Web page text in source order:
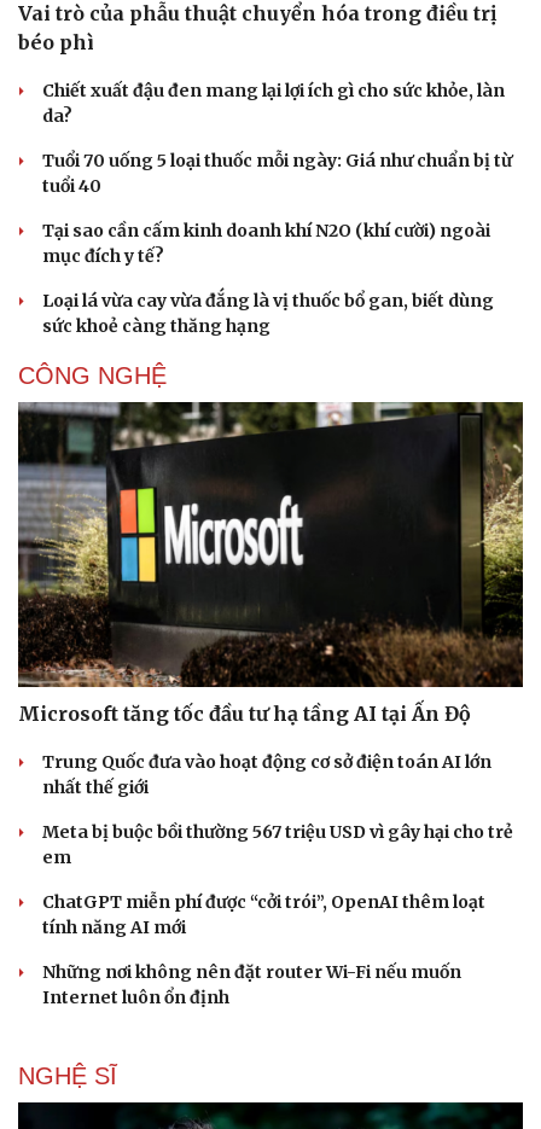
Cải chính
Vai trò của phẫu thuật chuyển hóa trong điều trị
béo phì
Chiết xuất đậu đen mang lại lợi ích gì cho sức khỏe, làn
da?
Tuổi 70 uống 5 loại thuốc mỗi ngày: Giá như chuẩn bị từ
tuổi 40
Tại sao cần cấm kinh doanh khí N2O (khí cười) ngoài
mục đích y tế?
Loại lá vừa cay vừa đắng là vị thuốc bổ gan, biết dùng
sức khoẻ càng thăng hạng
CÔNG NGHỆ
Microsoft tăng tốc đầu tư hạ tầng AI tại Ấn Độ
Trung Quốc đưa vào hoạt động cơ sở điện toán AI lớn
nhất thế giới
Meta bị buộc bồi thường 567 triệu USD vì gây hại cho trẻ
em
ChatGPT miễn phí được “cởi trói”, OpenAI thêm loạt
tính năng AI mới
Những nơi không nên đặt router Wi-Fi nếu muốn
Internet luôn ổn định
NGHỆ SĨ